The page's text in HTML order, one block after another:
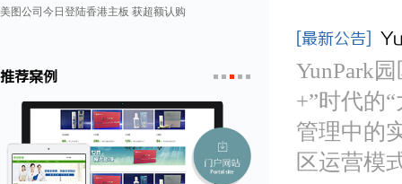
美图公司今日登陆香港主板 获超额认购
推荐案例
1 2
[最新公告]
YunPark
+”时代的
管理中的
区运营模